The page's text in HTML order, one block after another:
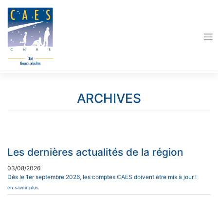
content
ARCHIVES
Les dernières actualités de la région
03/08/2026
Dès le 1er septembre 2026, les comptes CAES doivent être mis à jour !
en savoir plus